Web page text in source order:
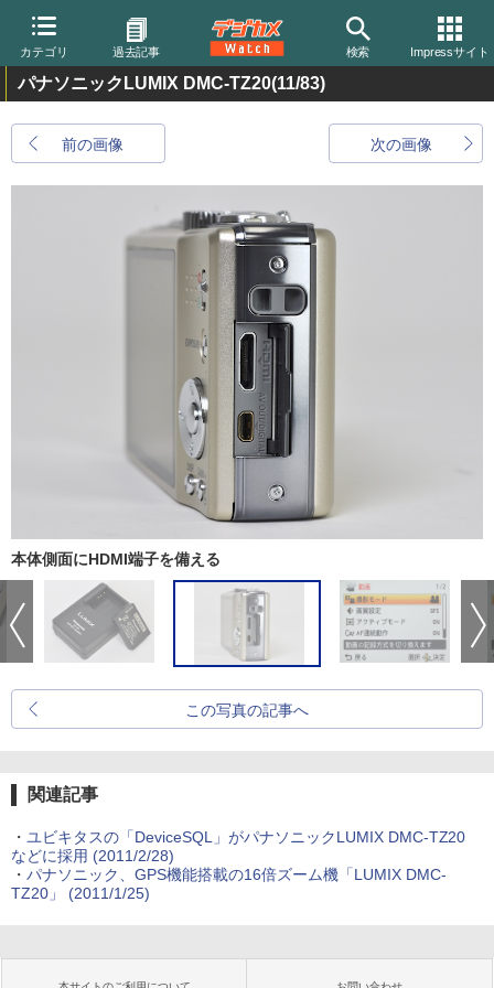
カテゴリ 過去記事 検索 Impressサイト
パナソニックLUMIX DMC-TZ20(11/83)
前の画像 次の画像
本体側面にHDMI端子を備える
この写真の記事へ
関連記事
・ ユビキタスの「DeviceSQL」がパナソニックLUMIX DMC-TZ20
などに採用 (2011/2/28)
・ パナソニック、GPS機能搭載の16倍ズーム機「LUMIX DMC-
TZ20」 (2011/1/25)